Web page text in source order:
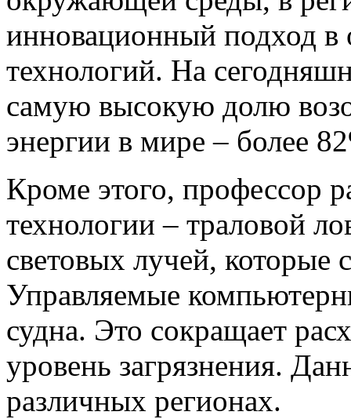
инновационный подход в
технологий. На
самую высокую долю
энергии в мире – более
Кроме этого, профессор
технологии – траловой
световых лучей, которые
Управляемые
судна. Это сокращает
уровень загрязнения.
различных регионах.